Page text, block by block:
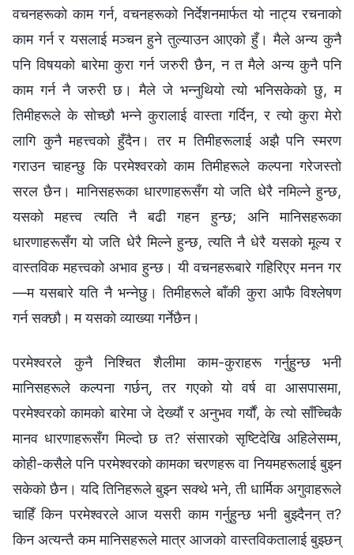
वचनहरूको काम गर्न, वचनहरूको निर्देशनमार्फत यो नाट्य रचनाको
काम गर्न र यसलाई मञ्चन हुने तुल्याउन आएको हुँ। मैले अन्य कुनै
पनि विषयको बारेमा कुरा गर्न जरुरी छैन, न त मैले अन्य कुनै पनि
काम गर्न नै जरुरी छ। मैले जे भन्नुथियो त्यो भनिसकेको छु, म
तिमीहरूले के सोच्छौ भन्‍ने कुरालाई वास्ता गर्दिन, र त्यो कुरा मेरो
लागि कुनै महत्त्वको हुँदैन। तर म तिमीहरूलाई अझै पनि स्मरण
गराउन चाहन्छु कि परमेश्‍वरको काम तिमीहरूले कल्पना गरेजस्तो
सरल छैन। मानिसहरूका धारणाहरूसँग यो जति धेरै नमिल्ने हुन्छ,
यसको महत्त्व त्यति नै बढी गहन हुन्छ; अनि मानिसहरूका
धारणाहरूसँग यो जति धेरै मिल्ने हुन्छ, त्यति नै धेरै यसको मूल्य र
वास्तविक महत्त्वको अभाव हुन्छ। यी वचनहरूबारे गहिरिएर मनन गर
—म यसबारे यति नै भन्‍नेछु। तिमीहरूले बाँकी कुरा आफै विश्लेषण
गर्न सक्छौ। म यसको व्याख्या गर्नेछैन।
परमेश्‍वरले कुनै निश्चित शैलीमा काम-कुराहरू गर्नुहुन्छ भनी
मानिसहरूले कल्पना गर्छन्, तर गएको यो वर्ष वा आसपासमा,
परमेश्‍वरको कामको बारेमा जे देख्यौं र अनुभव गर्यौं, के त्यो साँच्चिकै
मानव धारणाहरूसँग मिल्दो छ त? संसारको सृष्टिदेखि अहिलेसम्म,
कोही-कसैले पनि परमेश्‍वरको कामका चरणहरू वा नियमहरूलाई बुझ्न
सकेको छैन। यदि तिनिहरूले बुझ्न सक्थे भने, ती धार्मिक अगुवाहरूले
चाहिँ किन परमेश्‍वरले आज यसरी काम गर्नुहुन्छ भनी बुझ्दैनन् त?
किन अत्यन्तै कम मानिसहरूले मात्र आजको वास्तविकतालाई बुझ्छन्